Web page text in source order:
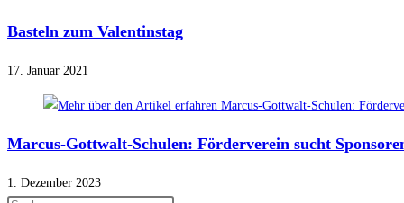
Basteln zum Valentinstag
17. Januar 2021
Marcus-Gottwalt-Schulen: Förderverein sucht
1. Dezember 2023